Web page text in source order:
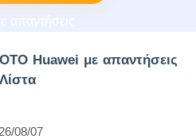
Huawei με απαντήσεις
Λίστα
08/07